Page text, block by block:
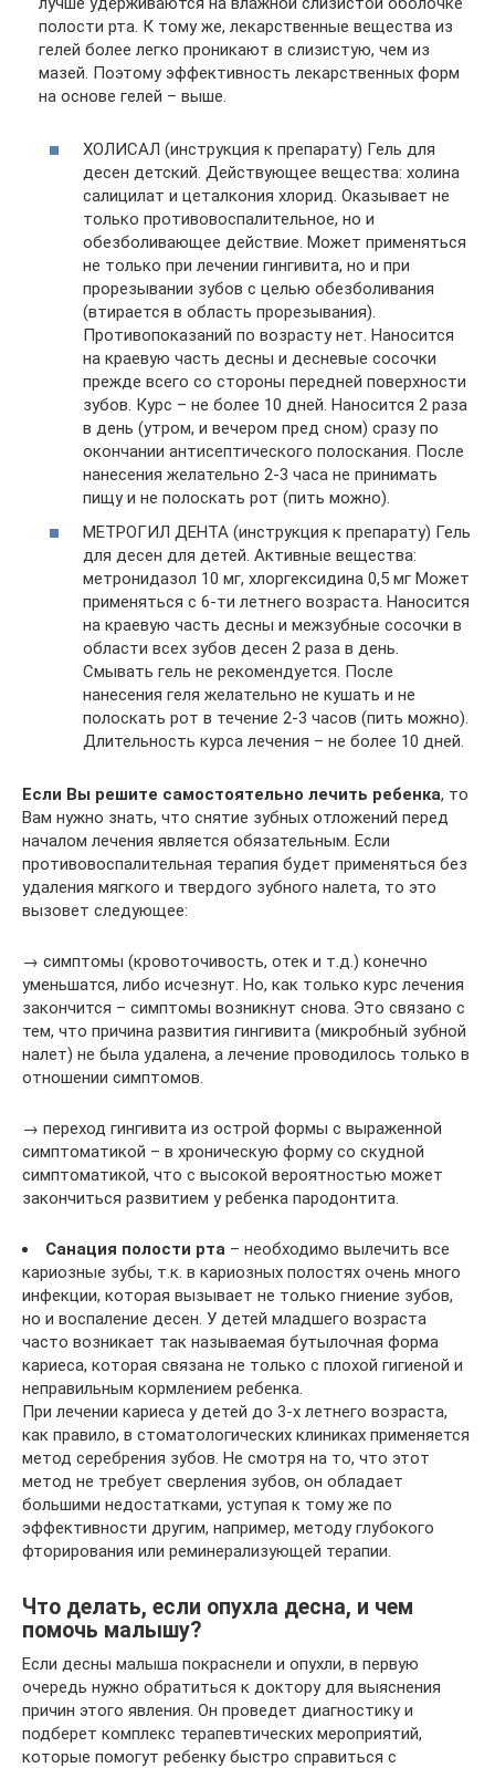
полости рта. К тому же, лекарственные вещества из
гелей более легко проникают в слизистую, чем из
мазей. Поэтому эффективность лекарственных форм
на основе гелей – выше.
ХОЛИСАЛ (инструкция к препарату) Гель для
десен детский. Действующее вещества: холина
салицилат и цеталкония хлорид. Оказывает не
только противовоспалительное, но и
обезболивающее действие. Может применяться
не только при лечении гингивита, но и при
прорезывании зубов с целью обезболивания
(втирается в область прорезывания).
Противопоказаний по возрасту нет. Наносится
на краевую часть десны и десневые сосочки
прежде всего со стороны передней поверхности
зубов. Курс – не более 10 дней. Наносится 2 раза
в день (утром, и вечером пред сном) сразу по
окончании антисептического полоскания. После
нанесения желательно 2-3 часа не принимать
пищу и не полоскать рот (пить можно).
МЕТРОГИЛ ДЕНТА (инструкция к препарату) Гель
для десен для детей. Активные вещества:
метронидазол 10 мг, хлоргексидина 0,5 мг Может
применяться с 6-ти летнего возраста. Наносится
на краевую часть десны и межзубные сосочки в
области всех зубов десен 2 раза в день.
Смывать гель не рекомендуется. После
нанесения геля желательно не кушать и не
полоскать рот в течение 2-3 часов (пить можно).
Длительность курса лечения – не более 10 дней.
Если Вы решите самостоятельно лечить ребенка, то
Вам нужно знать, что снятие зубных отложений перед
началом лечения является обязательным. Если
противовоспалительная терапия будет применяться без
удаления мягкого и твердого зубного налета, то это
вызовет следующее:
→ симптомы (кровоточивость, отек и т.д.) конечно
уменьшатся, либо исчезнут. Но, как только курс лечения
закончится – симптомы возникнут снова. Это связано с
тем, что причина развития гингивита (микробный зубной
налет) не была удалена, а лечение проводилось только в
отношении симптомов.
→ переход гингивита из острой формы с выраженной
симптоматикой – в хроническую форму со скудной
симптоматикой, что с высокой вероятностью может
закончиться развитием у ребенка пародонтита.
Санация полости рта – необходимо вылечить все
кариозные зубы, т.к. в кариозных полостях очень много
инфекции, которая вызывает не только гниение зубов,
но и воспаление десен. У детей младшего возраста
часто возникает так называемая бутылочная форма
кариеса, которая связана не только с плохой гигиеной и
неправильным кормлением ребенка.
При лечении кариеса у детей до 3-х летнего возраста,
как правило, в стоматологических клиниках применяется
метод серебрения зубов. Не смотря на то, что этот
метод не требует сверления зубов, он обладает
большими недостатками, уступая к тому же по
эффективности другим, например, методу глубокого
фторирования или реминерализующей терапии.
Что делать, если опухла десна, и чем
помочь малышу?
Если десны малыша покраснели и опухли, в первую
очередь нужно обратиться к доктору для выяснения
причин этого явления. Он проведет диагностику и
подберет комплекс терапевтических мероприятий,
которые помогут ребенку быстро справиться с